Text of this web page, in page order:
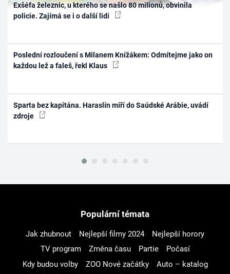
Exšéfa železnic, u kterého se našlo 80 milionů, obvinila
policie. Zajímá se i o další lidi
Poslední rozloučení s Milanem Knížákem: Odmítejme jako on
každou lež a faleš, řekl Klaus
Sparta bez kapitána. Haraslín míří do Saúdské Arábie, uvádí
zdroje
Populární témata
Jak zhubnout Nejlepší filmy 2024
Nejlepší horory
TV program
Změna času Partie
Počasí
Kdy budou volby
ZOO Nové začátky
Auto – katalog